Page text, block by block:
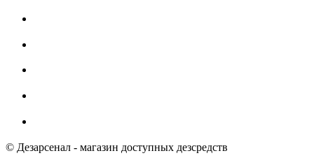
© Дезарсенал - магазин доступных дезсредств